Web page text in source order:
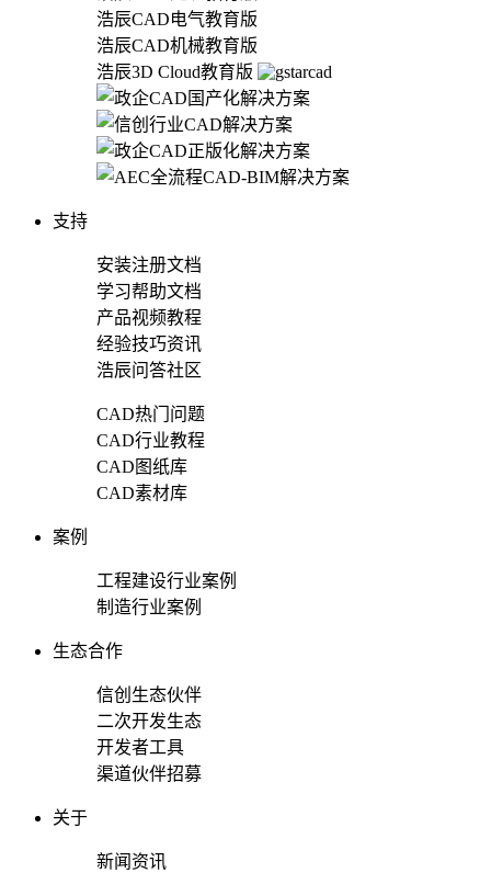
浩辰CAD电气教育版
浩辰CAD机械教育版
浩辰3D Cloud教育版
支持
安装注册文档
学习帮助文档
产品视频教程
经验技巧资讯
浩辰问答社区
CAD热门问题
CAD行业教程
CAD图纸库
CAD素材库
案例
工程建设行业案例
制造行业案例
生态合作
信创生态伙伴
二次开发生态
开发者工具
渠道伙伴招募
关于
新闻资讯